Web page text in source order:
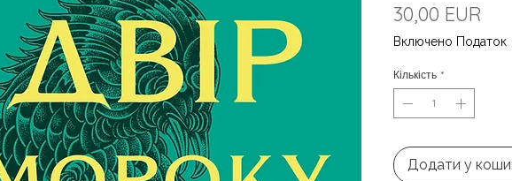
30,00 EUR
Включено Податок
Кількість *
Додати у